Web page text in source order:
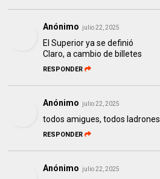
Anónimo julio 22, 2025
El Superior ya se definió
Claro, a cambio de billetes
RESPONDER
Anónimo julio 22, 2025
todos amigues, todos ladrones
RESPONDER
Anónimo julio 22, 2025